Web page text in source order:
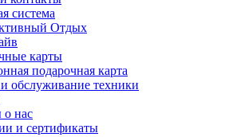
система
Отдых
карты
подарочная карта
обслуживание техники
нас
и сертификаты